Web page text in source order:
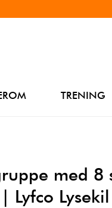
TRENING
med
Lysekil